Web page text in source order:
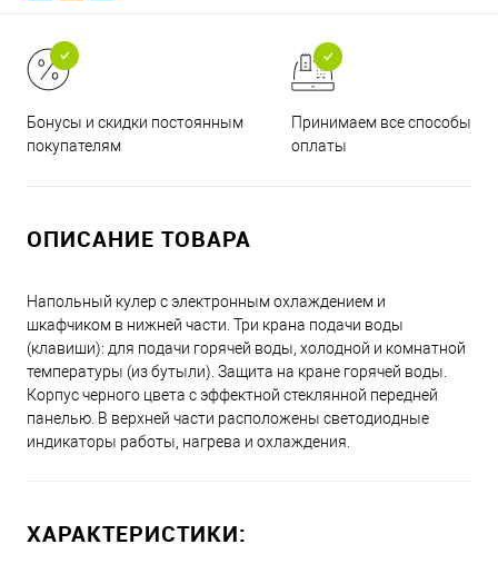
Бонусы и скидки постоянным
покупателям
Принимаем все способы
оплаты
ОПИСАНИЕ ТОВАРА
Напольный кулер с электронным охлаждением и
шкафчиком в нижней части. Три крана подачи воды
(клавиши): для подачи горячей воды, холодной и комнатной
температуры (из бутыли). Защита на кране горячей воды.
Корпус черного цвета с эффектной стеклянной передней
панелью. В верхней части расположены светодиодные
индикаторы работы, нагрева и охлаждения.
ХАРАКТЕРИСТИКИ: